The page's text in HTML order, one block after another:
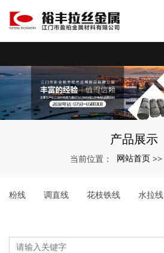
产品展示
当前位置： 网站首页 >>
粉线 调直线 花枝铁线 水拉线